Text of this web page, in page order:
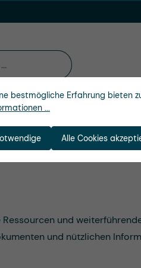
und
und nützlichen
bestmögliche Erfahrung bieten
...
Alle Cookies